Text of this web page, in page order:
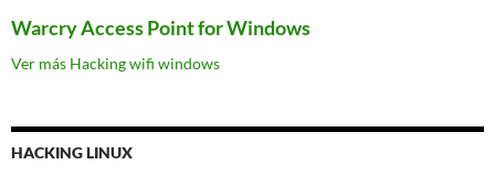
Warcry Access Point for Windows
Ver más Hacking wifi windows
HACKING LINUX